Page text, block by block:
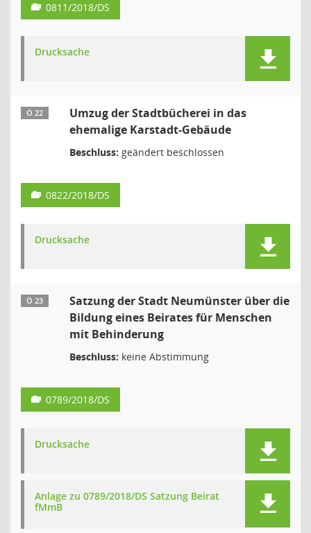
0811/2018/DS
Drucksache
Ö 22
Umzug der Stadtbücherei in das
ehemalige Karstadt-Gebäude
Beschluss: geändert beschlossen
0822/2018/DS
Drucksache
Ö 23
Satzung der Stadt Neumünster über die
Bildung eines Beirates für Menschen
mit Behinderung
Beschluss: keine Abstimmung
0789/2018/DS
Drucksache
Anlage zu 0789/2018/DS Satzung Beirat
fMmB